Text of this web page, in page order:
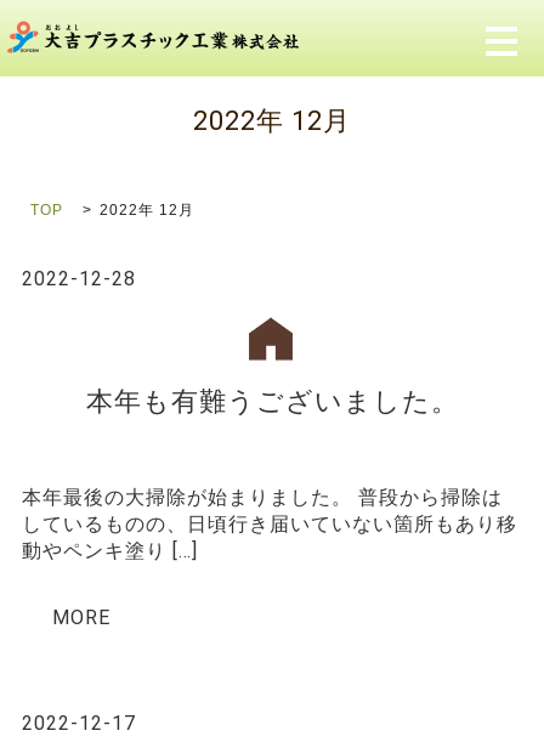
メ
2022年 12月
TOP 2022年 12月
2022-12-28
本年も有難うございました。
本年最後の大掃除が始まりました。 普段から掃除は
しているものの、日頃行き届いていない箇所もあり移
動やペンキ塗り […]
MORE
2022-12-17